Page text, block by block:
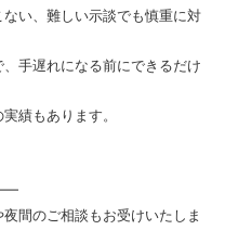
い、難しい示談でも慎重に対
手遅れになる前にできるだけ
績もあります。
間のご相談もお受けいたしま